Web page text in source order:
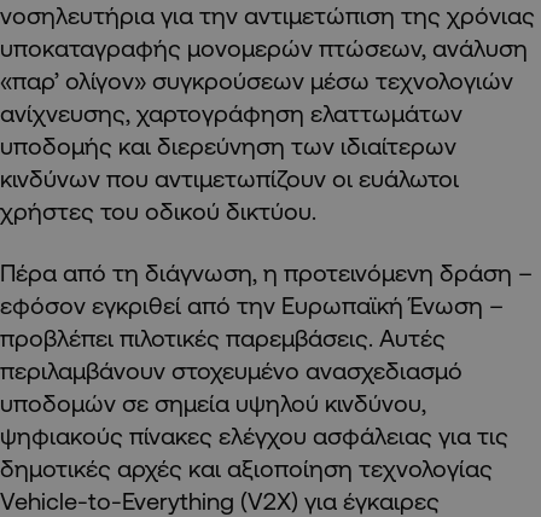
νοσηλευτήρια για την αντιμετώπιση της χρόνιας
υποκαταγραφής μονομερών πτώσεων, ανάλυση
«παρ’ ολίγον» συγκρούσεων μέσω τεχνολογιών
ανίχνευσης, χαρτογράφηση ελαττωμάτων
υποδομής και διερεύνηση των ιδιαίτερων
κινδύνων που αντιμετωπίζουν οι ευάλωτοι
χρήστες του οδικού δικτύου.
Πέρα από τη διάγνωση, η προτεινόμενη δράση –
εφόσον εγκριθεί από την Ευρωπαϊκή Ένωση –
προβλέπει πιλοτικές παρεμβάσεις. Αυτές
περιλαμβάνουν στοχευμένο ανασχεδιασμό
υποδομών σε σημεία υψηλού κινδύνου,
ψηφιακούς πίνακες ελέγχου ασφάλειας για τις
δημοτικές αρχές και αξιοποίηση τεχνολογίας
Vehicle-to-Everything (V2X) για έγκαιρες